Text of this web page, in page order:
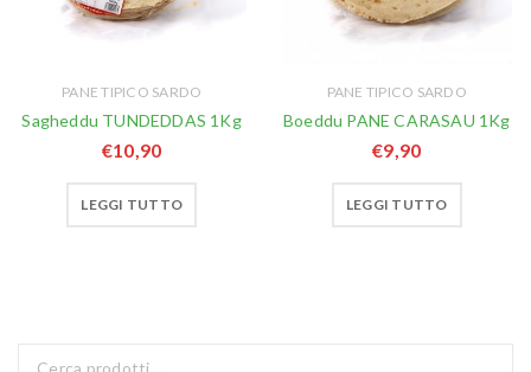
PANE TIPICO SARDO
Sagheddu TUNDEDDAS 1Kg
€10,90
LEGGI TUTTO
PANE TIPICO SARDO
Boeddu PANE CARASAU 1Kg
€9,90
LEGGI TUTTO